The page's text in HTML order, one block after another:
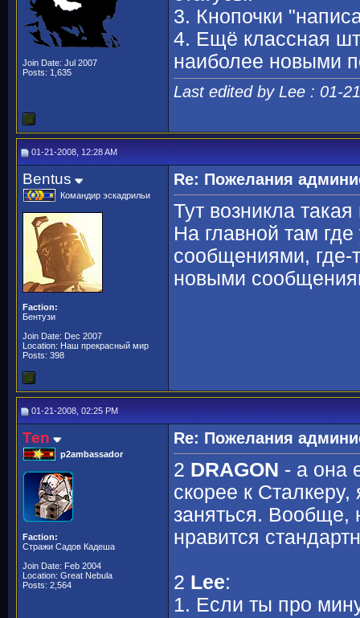
Join Date: Jul 2007
Posts: 1,635
3. Кнопочки
4. Ещё классная
наиболее новыми
Last edited by Lee : 01-
01-21-2008, 12:28 AM
Bentus
Командир эскадрильи
Faction:
Бентузи
Join Date: Dec 2007
Location: Наш прекрасный мир
Posts: 398
Re: Пожелания
Тут возникла
На главной там
сообщениями, где-
новыми
01-21-2008, 02:25 PM
Ten
p2ambassador
Faction:
Стражи Садов Кадеша
Join Date: Feb 2004
Location: Great Nebula
Posts: 2,564
Re: Пожелания
2 DRAGON - а она
скорее к
заняться. Вообще,
нравится
2 Lee:
1. Если ты про